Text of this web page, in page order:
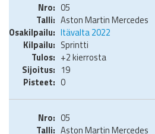
05
Aston Martin Mercedes
Itävalta 2022
Sprintti
+2 kierrosta
19
0
05
Aston Martin Mercedes